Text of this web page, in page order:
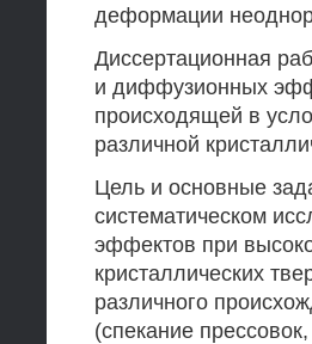
деформации
Диссертационная
и диффузионных
происходящей в
различной
Цель и основные
систематическом
эффектов при
кристаллических
различного
(спекание